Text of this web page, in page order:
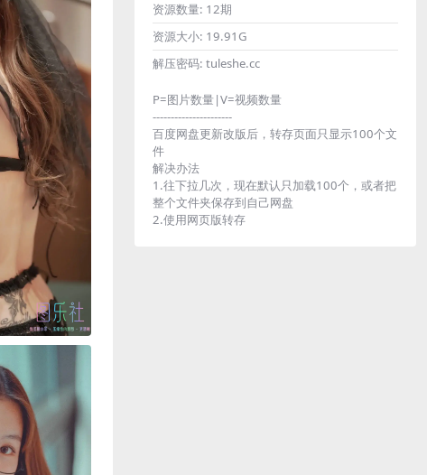
资源数量: 12期
资源大小: 19.91G
解压密码: tuleshe.cc
P=图片数量|V=视频数量
----------------------
百度网盘更新改版后，转存页面只显示100个文
件
解决办法
1.往下拉几次，现在默认只加载100个，或者把
整个文件夹保存到自己网盘
2.使用网页版转存